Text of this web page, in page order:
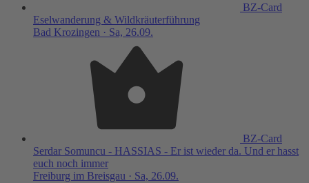
BZ-Card
Eselwanderung & Wildkräuterführung
Bad Krozingen · Sa, 26.09.
BZ-Card
Serdar Somuncu - HASSIAS - Er ist wieder da. Und er hasst
euch noch immer
Freiburg im Breisgau · Sa, 26.09.